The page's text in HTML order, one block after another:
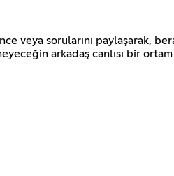
veya sorularını paylaşarak,
arkadaş canlısı bir